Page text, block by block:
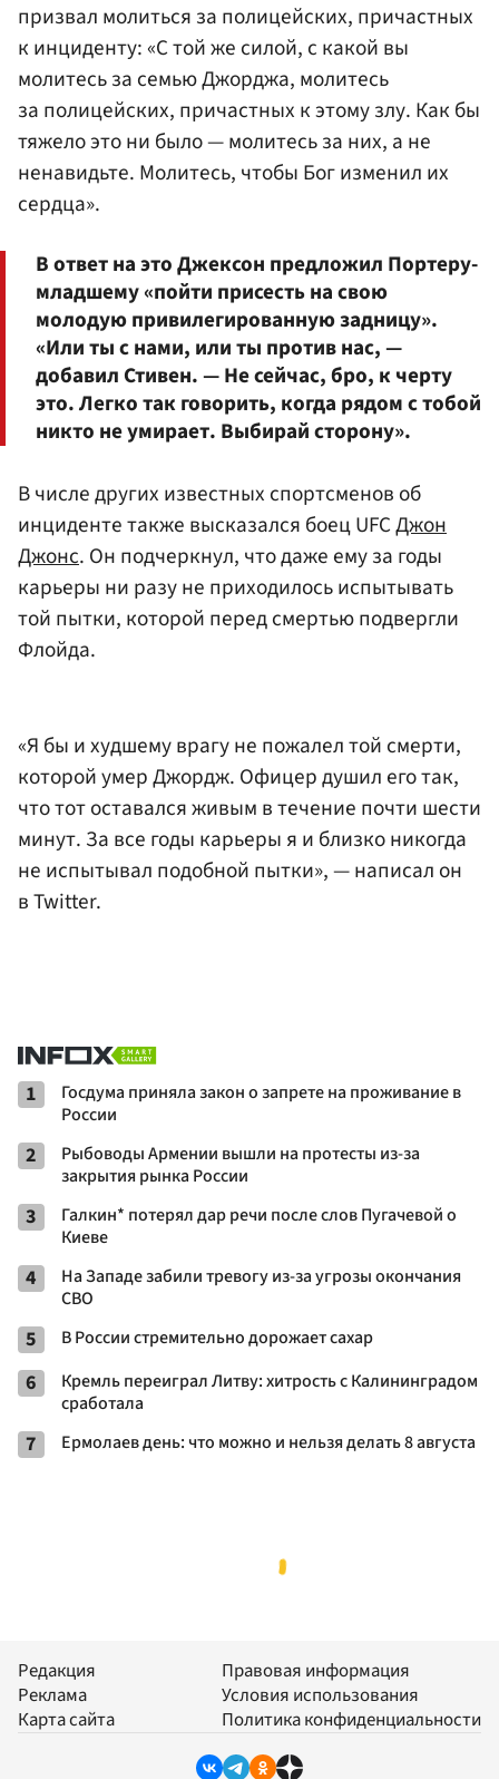
призвал молиться за полицейских, причастных
к инциденту: «С той же силой, с какой вы
молитесь за семью Джорджа, молитесь
за полицейских, причастных к этому злу. Как бы
тяжело это ни было — молитесь за них, а не
ненавидьте. Молитесь, чтобы Бог изменил их
сердца».
В ответ на это Джексон предложил Портеру-
младшему «пойти присесть на свою
молодую привилегированную задницу».
«Или ты с нами, или ты против нас, —
добавил Стивен. — Не сейчас, бро, к черту
это. Легко так говорить, когда рядом с тобой
никто не умирает. Выбирай сторону».
В числе других известных спортсменов об
инциденте также высказался боец UFCДжон
Джонс. Он подчеркнул, что даже ему за годы
карьеры ни разу не приходилось испытывать
той пытки, которой перед смертью подвергли
Флойда.
«Я бы и худшему врагу не пожалел той смерти,
которой умер Джордж. Офицер душил его так,
что тот оставался живым в течение почти шести
минут. За все годы карьеры я и близко никогда
не испытывал подобной пытки», — написал он
в Twitter.
1
Госдума приняла закон о запрете на проживание в
России
2
Рыбоводы Армении вышли на протесты из-за
закрытия рынка России
3
Галкин* потерял дар речи после слов Пугачевой о
Киеве
4
На Западе забили тревогу из-за угрозы окончания
СВО
5 В России стремительно дорожает сахар
6
Кремль переиграл Литву: хитрость с Калининградом
сработала
7 Ермолаев день: что можно и нельзя делать 8 августа
Редакция
Реклама
Карта сайта
Правовая информация
Условия использования
Политика конфиденциальности